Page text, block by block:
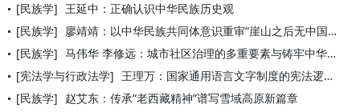
[民族学] 王延中：正确认识中华民族历史观
[民族学] 廖靖靖：以中华民族共同体意识重审“崖山之后无中国”说的错谬
[民族学] 马伟华 李修远：城市社区治理的多重要素与铸牢中华民族共同体意
[宪法学与行政法学] 王理万：国家通用语言文字制度的宪法逻辑——以铸牢中华民族共同
[民族学] 赵艾东：传承“老西藏精神”谱写雪域高原新篇章